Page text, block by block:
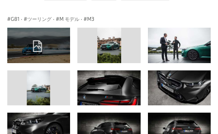
G81 · ツーリング · M モデル · M3